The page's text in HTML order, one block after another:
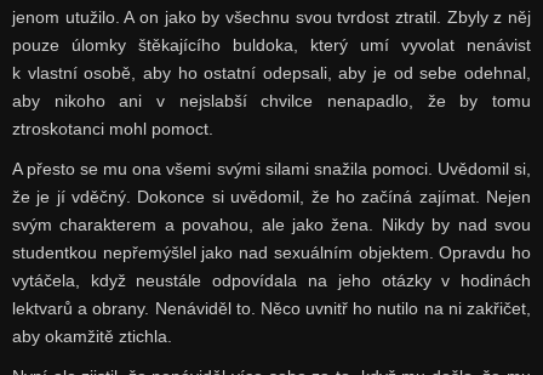
jenom utužilo. A on jako by všechnu svou tvrdost ztratil. Zbyly z něj
pouze úlomky štěkajícího buldoka, který umí vyvolat nenávist
k vlastní osobě, aby ho ostatní odepsali, aby je od sebe odehnal,
aby nikoho ani v nejslabší chvilce nenapadlo, že by tomu
ztroskotanci mohl pomoct.
A přesto se mu ona všemi svými silami snažila pomoci. Uvědomil si,
že je jí vděčný. Dokonce si uvědomil, že ho začíná zajímat. Nejen
svým charakterem a povahou, ale jako žena. Nikdy by nad svou
studentkou nepřemýšlel jako nad sexuálním objektem. Opravdu ho
vytáčela, když neustále odpovídala na jeho otázky v hodinách
lektvarů a obrany. Nenáviděl to. Něco uvnitř ho nutilo na ni zakřičet,
aby okamžitě ztichla.